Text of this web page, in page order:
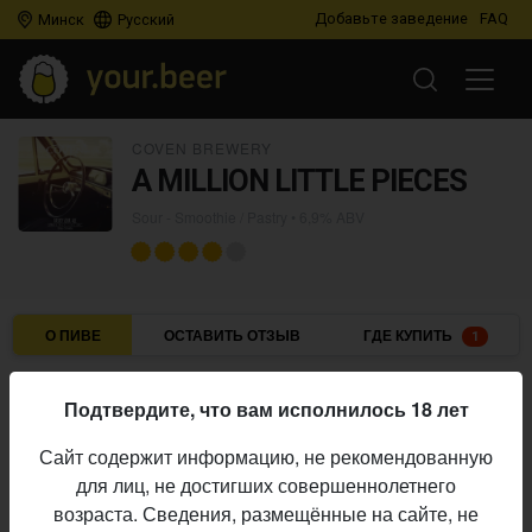
Минск Русский Добавьте заведение FAQ
A MILLION LITTLE PIECES
О ПИВЕ ОСТАВИТЬ ОТЗЫВ ГДЕ КУПИТЬ 1
Пивоварня:
Coven Brewery
Алкоголь:
6,9%
Начало
выпуска:
25.02.2023
Подтвердите, что вам исполнилось 18 лет
Сайт содержит информацию, не рекомендованную
для лиц, не достигших совершеннолетнего
возраста. Сведения, размещённые на сайте, не